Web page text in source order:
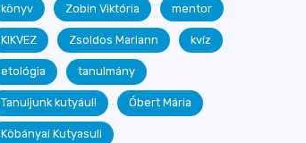
könyv Zobin Viktória mentor
KIKVEZ Zsoldos Mariann kvíz
etológia tanulmány
Tanuljunk kutyául! Óbert Mária
Köbányai Kutyasuli